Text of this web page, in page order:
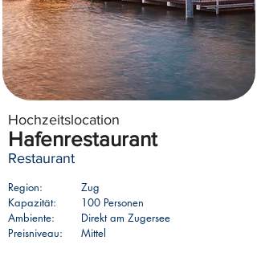
Hochzeitslocation
Hafenrestaurant
Restaurant
Region:
Zug
Kapazität:
100 Personen
Ambiente:
Direkt am Zugersee
Preisniveau:
Mittel